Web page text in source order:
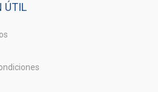
ÚTIL